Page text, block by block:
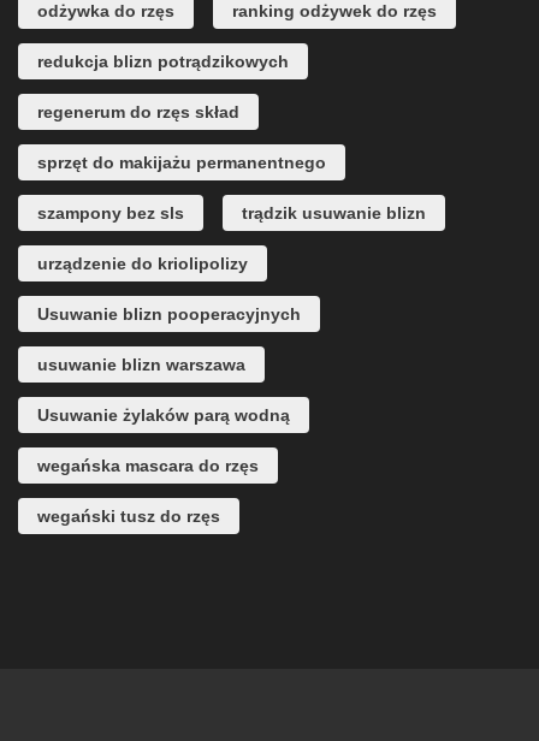
odżywka do rzęs ranking odżywek do rzęs
redukcja blizn potrądzikowych
regenerum do rzęs skład
sprzęt do makijażu permanentnego
szampony bez sls trądzik usuwanie blizn
urządzenie do kriolipolizy
Usuwanie blizn pooperacyjnych
usuwanie blizn warszawa
Usuwanie żylaków parą wodną
wegańska mascara do rzęs
wegański tusz do rzęs